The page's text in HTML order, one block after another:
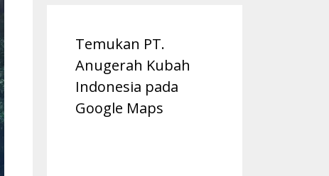
Temukan PT.
Anugerah Kubah
Indonesia pada
Google Maps